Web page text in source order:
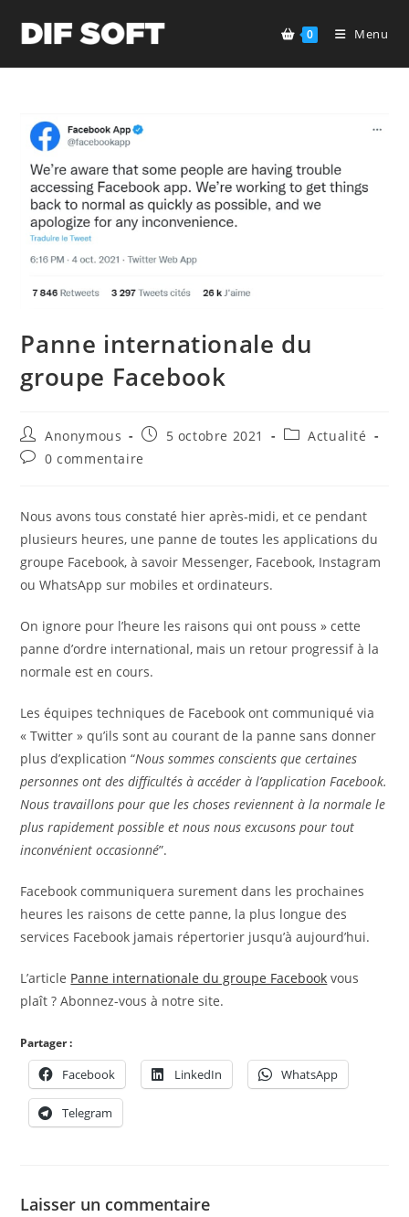
0 Menu
Panne internationale du
groupe Facebook
Auteur/autrice
de
la
Anonymous
Publication
5 octobre 2021
PostActualité
Commentaires
publication :
0 commentaire
Nous avons tous constaté hier après-midi, et ce pendant
plusieurs heures, une panne de toutes les applications du
groupe Facebook, à savoir Messenger, Facebook, Instagram
ou WhatsApp sur mobiles et ordinateurs.
On ignore pour l’heure les raisons qui ont pouss » cette
panne d’ordre international, mais un retour progressif à la
normale est en cours.
Les équipes techniques de Facebook ont communiqué via
« Twitter » qu’ils sont au courant de la panne sans donner
plus d’explication “Nous sommes conscients que certaines
personnes ont des difficultés à accéder à l’application Facebook.
Nous travaillons pour que les choses reviennent à la normale le
plus rapidement possible et nous nous excusons pour tout
inconvénient occasionné”.
Facebook communiquera surement dans les prochaines
heures les raisons de cette panne, la plus longue des
services Facebook jamais répertorier jusqu’à aujourd’hui.
L’article Panne internationale du groupe Facebook vous
plaît ? Abonnez-vous à notre site.
Partager :
Facebook LinkedIn WhatsApp
Telegram
Laisser un commentaire